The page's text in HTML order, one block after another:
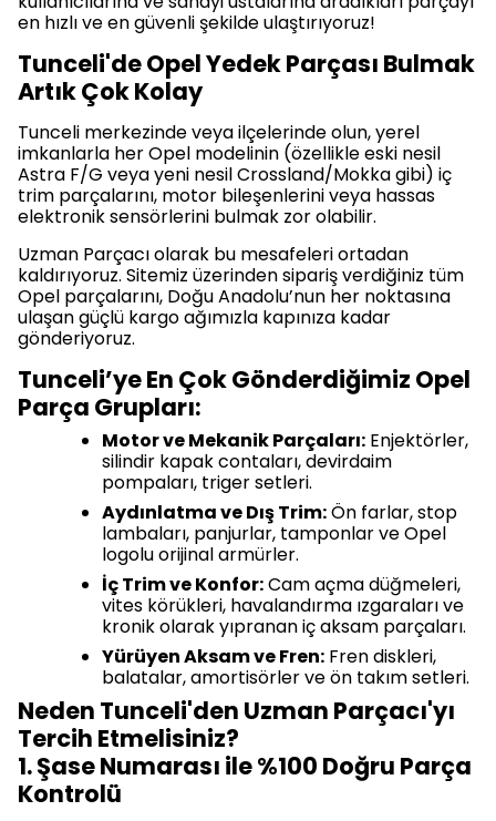
en hızlı ve en güvenli şekilde ulaştırıyoruz!
Tunceli'de Opel Yedek Parçası Bulmak
Artık Çok Kolay
Tunceli merkezinde veya ilçelerinde olun, yerel
imkanlarla her Opel modelinin (özellikle eski nesil
Astra F/G veya yeni nesil Crossland/Mokka gibi) iç
trim parçalarını, motor bileşenlerini veya hassas
elektronik sensörlerini bulmak zor olabilir.
Uzman Parçacı olarak bu mesafeleri ortadan
kaldırıyoruz. Sitemiz üzerinden sipariş verdiğiniz tüm
Opel parçalarını, Doğu Anadolu’nun her noktasına
ulaşan güçlü kargo ağımızla kapınıza kadar
gönderiyoruz.
Tunceli’ye En Çok Gönderdiğimiz Opel
Parça Grupları:
Motor ve Mekanik Parçaları: Enjektörler,
silindir kapak contaları, devirdaim
pompaları, triger setleri.
Aydınlatma ve Dış Trim:Ön farlar, stop
lambaları, panjurlar, tamponlar ve Opel
logolu orijinal armürler.
İç Trim ve Konfor:Cam açma düğmeleri,
vites körükleri, havalandırma ızgaraları ve
kronik olarak yıpranan iç aksam parçaları.
Yürüyen Aksam ve Fren: Fren diskleri,
balatalar, amortisörler ve ön takım setleri.
Neden Tunceli'den Uzman Parçacı'yı
Tercih Etmelisiniz?
1. Şase Numarası ile %100 Doğru Parça
Kontrolü